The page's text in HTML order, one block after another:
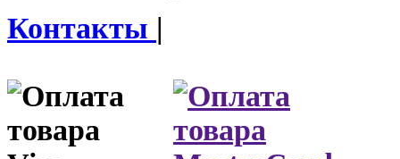
Контакты |